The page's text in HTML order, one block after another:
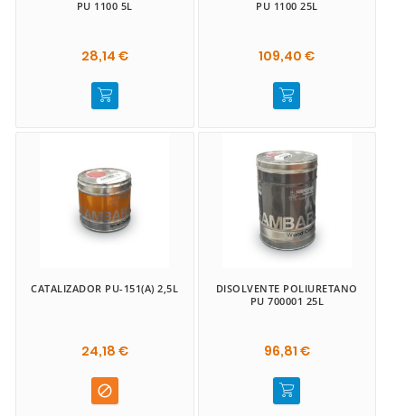
PU 1100 5L
28,14 €
PU 1100 25L
109,40 €
CATALIZADOR PU-151(A) 2,5L
24,18 €

DISOLVENTE POLIURETANO
PU 700001 25L
96,81 €